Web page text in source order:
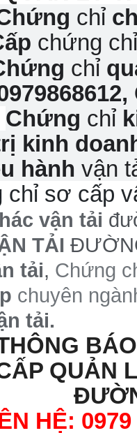
chỉ
chứng
chỉ
Chứng chỉ
kinh
hành vận
chỉ sơ cấp
vận tải
TẢI
tải, Chứng
chuyên
tải.
QUẢN
HỆ: